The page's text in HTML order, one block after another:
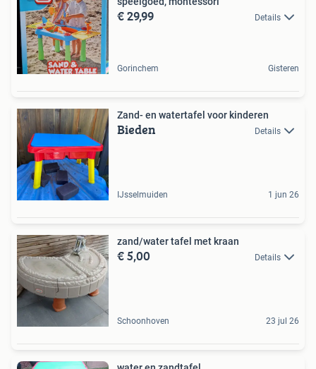
€ 29,99 Details
Gorinchem Gisteren
Zand- en watertafel voor kinderen
Bieden Details
IJsselmuiden 1 jun 26
zand/water tafel met kraan
€ 5,00 Details
Schoonhoven 23 jul 26